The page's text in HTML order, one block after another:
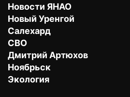
Новости ЯНАО
Новый Уренгой
Салехард
СВО
Дмитрий Артюхов
Ноябрьск
Экология